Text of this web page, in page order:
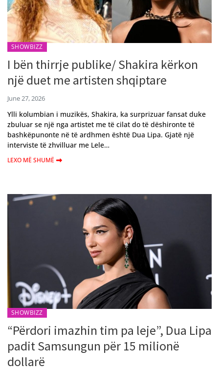
SHOWBIZZ
I bën thirrje publike/ Shakira kërkon
një duet me artisten shqiptare
June 27, 2026
Ylli kolumbian i muzikës, Shakira, ka surprizuar fansat duke
zbuluar se një nga artistet me të cilat do të dëshironte të
bashkëpunonte në të ardhmen është Dua Lipa. Gjatë një
interviste të zhvilluar me Lele…
LEXO MË SHUMË
SHOWBIZZ
“Përdori imazhin tim pa leje”, Dua Lipa
padit Samsungun për 15 milionë
dollarë